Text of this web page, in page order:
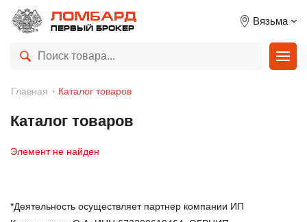
ЛОМБАРД
ПЕРВЫЙ БРОКЕР
Вязьма
Главная Каталог товаров
Каталог товаров
Элемент не найден
*Деятельность осуществляет партнер компании ИП